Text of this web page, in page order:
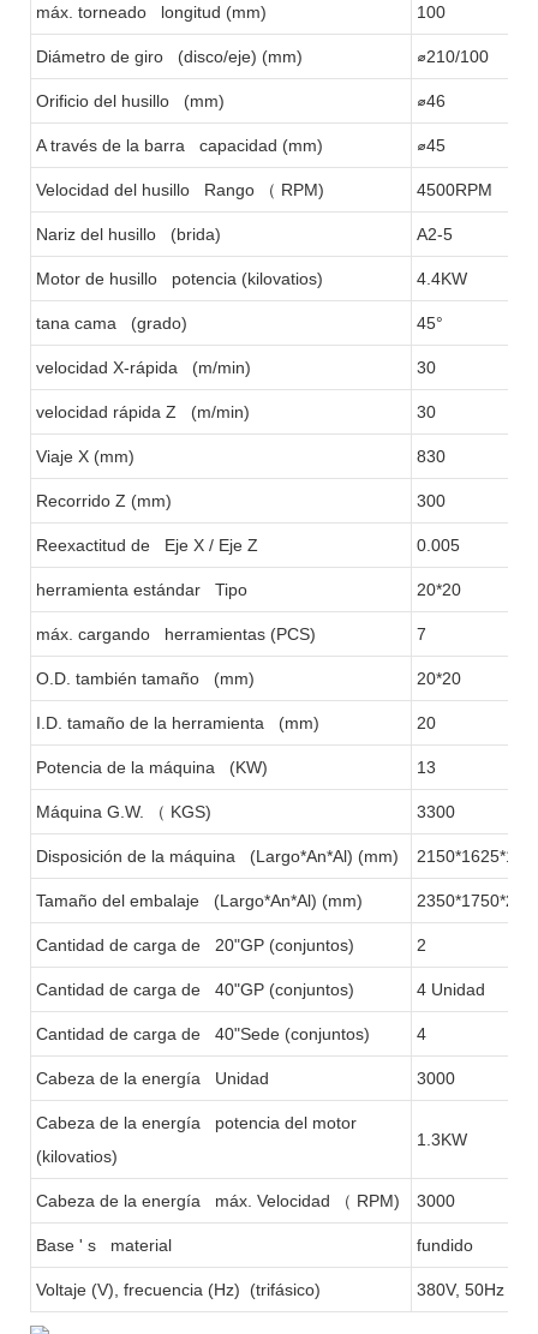
máx. torneado longitud (mm) 100
Diámetro de giro (disco/eje) (mm) ⌀210/100
Orificio del husillo (mm) ⌀46
A través de la barra capacidad (mm) ⌀45
Velocidad del husillo Rango （ RPM) 4500RPM
Nariz del husillo (brida) A2-5
Motor de husillo potencia (kilovatios) 4.4KW
tana cama (grado) 45°
velocidad X-rápida (m/min) 30
velocidad rápida Z (m/min) 30
Viaje X (mm) 830
Recorrido Z (mm) 300
Reexactitud de Eje X / Eje Z 0.005
herramienta estándar Tipo 20*20
máx. cargando herramientas (PCS) 7
O.D. también tamaño (mm) 20*20
I.D. tamaño de la herramienta (mm) 20
Potencia de la máquina (KW) 13
Máquina G.W. （ KGS) 3300
Disposición de la máquina (Largo*An*Al) (mm)
Tamaño del embalaje (Largo*An*Al) (mm)
Cantidad de carga de 20"GP (conjuntos) 2
Cantidad de carga de 40"GP (conjuntos) 4 Unidad
Cantidad de carga de 40"Sede (conjuntos) 4
Cabeza de la energía Unidad 3000
Cabeza de la energía potencia del motor
(kilovatios)
1.3KW
Cabeza de la energía máx. Velocidad （ RPM) 3000
Base ' s material fundido
Voltaje (V), frecuencia (Hz) (trifásico) 380V, 50Hz